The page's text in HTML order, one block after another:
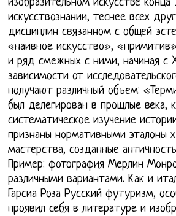
изобразительном искусстве конца
искусствознании, теснее всех
дисциплин связанном с общей
«наивное искусство»,
и ряд смежных с ними, начиная с
зависимости от
получают различный объем:
был делегирован в прошлые века,
систематическое изучение
признаны нормативными эталоны
мастерства, созданные
Пример: фотография Мерлин
различными вариантами. Как и
Гарсиа Роза Русский футуризм,
проявил себя в литературе и